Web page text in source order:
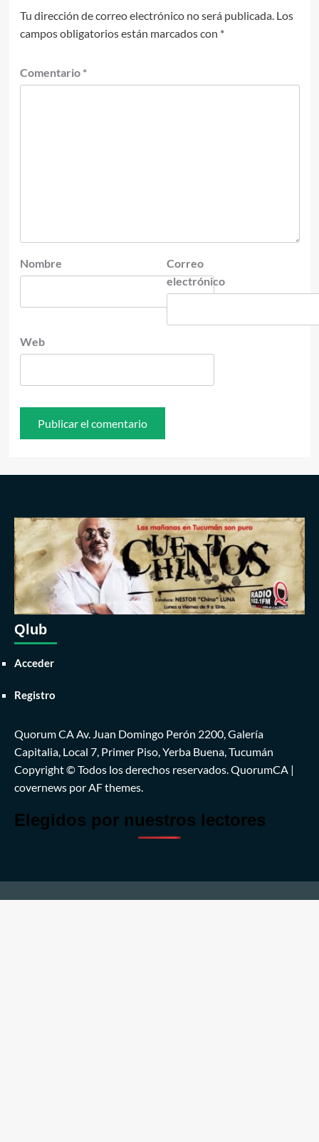
Tu dirección de correo electrónico no será publicada. Los
campos obligatorios están marcados con *
Comentario *
Nombre
Correo
electrónico
Web
Qlub
Acceder
Registro
Quorum CA Av. Juan Domingo Perón 2200, Galería
Capitalia, Local 7, Primer Piso, Yerba Buena, Tucumán
Copyright © Todos los derechos reservados. QuorumCA |
covernews por AF themes.
Elegidos por nuestros lectores